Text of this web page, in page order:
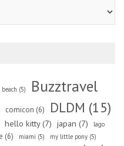
beach (5)
Buzztravel
comicon (6) DLDM (15)
hello kitty(7) japan (7)
lago
(6) miami (5) my little pony (5)